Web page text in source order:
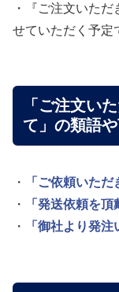
・『ご注文いた
せていただく予定
「ご注文い
て」の類語
・
「ご依頼いた
・
「発送依頼を
・
「御社より発